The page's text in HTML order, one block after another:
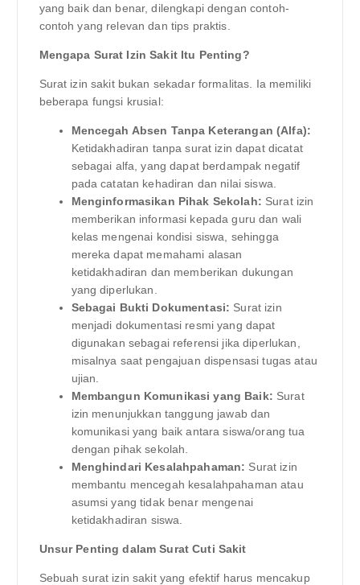
yang baik dan benar, dilengkapi dengan contoh-
contoh yang relevan dan tips praktis.
Mengapa Surat Izin Sakit Itu Penting?
Surat izin sakit bukan sekadar formalitas. Ia memiliki
beberapa fungsi krusial:
Mencegah Absen Tanpa Keterangan (Alfa):
Ketidakhadiran tanpa surat izin dapat dicatat
sebagai alfa, yang dapat berdampak negatif
pada catatan kehadiran dan nilai siswa.
Menginformasikan Pihak Sekolah: Surat izin
memberikan informasi kepada guru dan wali
kelas mengenai kondisi siswa, sehingga
mereka dapat memahami alasan
ketidakhadiran dan memberikan dukungan
yang diperlukan.
Sebagai Bukti Dokumentasi: Surat izin
menjadi dokumentasi resmi yang dapat
digunakan sebagai referensi jika diperlukan,
misalnya saat pengajuan dispensasi tugas atau
ujian.
Membangun Komunikasi yang Baik: Surat
izin menunjukkan tanggung jawab dan
komunikasi yang baik antara siswa/orang tua
dengan pihak sekolah.
Menghindari Kesalahpahaman: Surat izin
membantu mencegah kesalahpahaman atau
asumsi yang tidak benar mengenai
ketidakhadiran siswa.
Unsur Penting dalam Surat Cuti Sakit
Sebuah surat izin sakit yang efektif harus mencakup